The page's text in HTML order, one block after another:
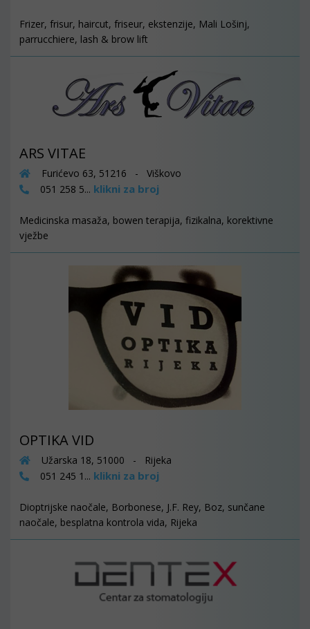
Frizer, frisur, haircut, friseur, ekstenzije, Mali Lošinj,
parrucchiere, lash & brow lift
ARS VITAE
Furićevo 63, 51216 - Viškovo
051 258 5... klikni za broj
Medicinska masaža, bowen terapija, fizikalna, korektivne
vježbe
OPTIKA VID
Užarska 18, 51000 - Rijeka
051 245 1... klikni za broj
Dioptrijske naočale, Borbonese, J.F. Rey, Boz, sunčane
naočale, besplatna kontrola vida, Rijeka